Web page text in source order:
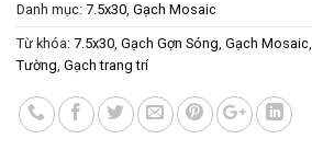
Danh mục: 7.5x30, Gạch Mosaic
Từ khóa: 7.5x30, Gạch Gợn Sóng, Gạch Mosaic,
Tường, Gạch trang trí